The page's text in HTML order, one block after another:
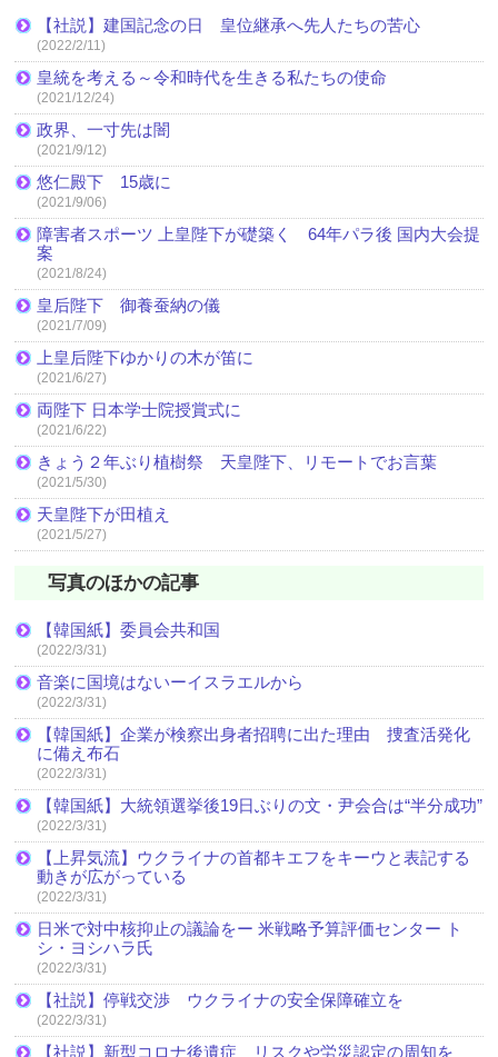
【社説】建国記念の日 皇位継承へ先人たちの苦心
(2022/2/11)
皇統を考える～令和時代を生きる私たちの使命
(2021/12/24)
政界、一寸先は闇
(2021/9/12)
悠仁殿下 15歳に
(2021/9/06)
障害者スポーツ 上皇陛下が礎築く 64年パラ後 国内大会提
案
(2021/8/24)
皇后陛下 御養蚕納の儀
(2021/7/09)
上皇后陛下ゆかりの木が笛に
(2021/6/27)
両陛下 日本学士院授賞式に
(2021/6/22)
きょう２年ぶり植樹祭 天皇陛下、リモートでお言葉
(2021/5/30)
天皇陛下が田植え
(2021/5/27)
写真のほかの記事
【韓国紙】委員会共和国
(2022/3/31)
音楽に国境はないーイスラエルから
(2022/3/31)
【韓国紙】企業が検察出身者招聘に出た理由 捜査活発化
に備え布石
(2022/3/31)
【韓国紙】大統領選挙後19日ぶりの文・尹会合は“半分成功”
(2022/3/31)
【上昇気流】ウクライナの首都キエフをキーウと表記する
動きが広がっている
(2022/3/31)
日米で対中核抑止の議論をー 米戦略予算評価センター ト
シ・ヨシハラ氏
(2022/3/31)
【社説】停戦交渉 ウクライナの安全保障確立を
(2022/3/31)
【社説】新型コロナ後遺症 リスクや労災認定の周知を